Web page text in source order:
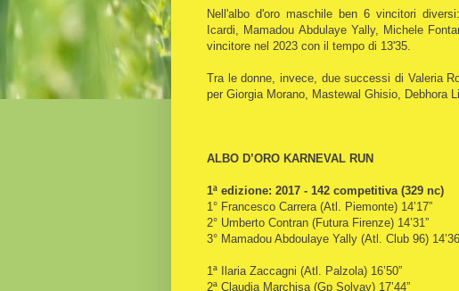
Nell'albo d'oro maschile ben 6 vincitori
Icardi, Mamadou Abdulaye Yally, Michele
vincitore nel 2023 con il tempo di 13'35.
Tra le donne, invece, due successi di Valeria
per Giorgia Morano, Mastewal Ghisio, Debhora
ALBO D’ORO KARNEVAL RUN
1ª edizione: 2017 - 142 competitiva (329 nc)
1° Francesco Carrera (Atl. Piemonte) 14’17”
2° Umberto Contran (Futura Firenze) 14’31”
3° Mamadou Abdoulaye Yally (Atl. Club 96)
1ª Ilaria Zaccagni (Atl. Palzola) 16’50”
2ª Claudia Marchisa (Gp Solvay) 17’44”